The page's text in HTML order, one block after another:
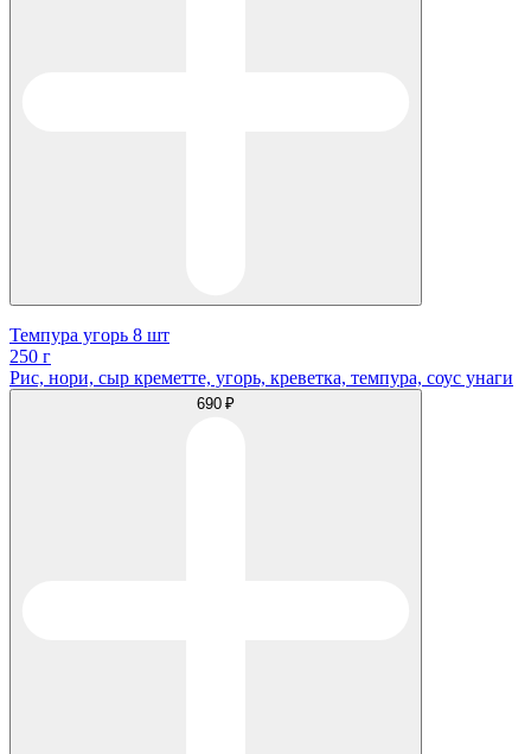
Темпура угорь 8 шт
250 г
Рис, нори, сыр креметте, угорь, креветка, темпура, соус унаги
690 ₽